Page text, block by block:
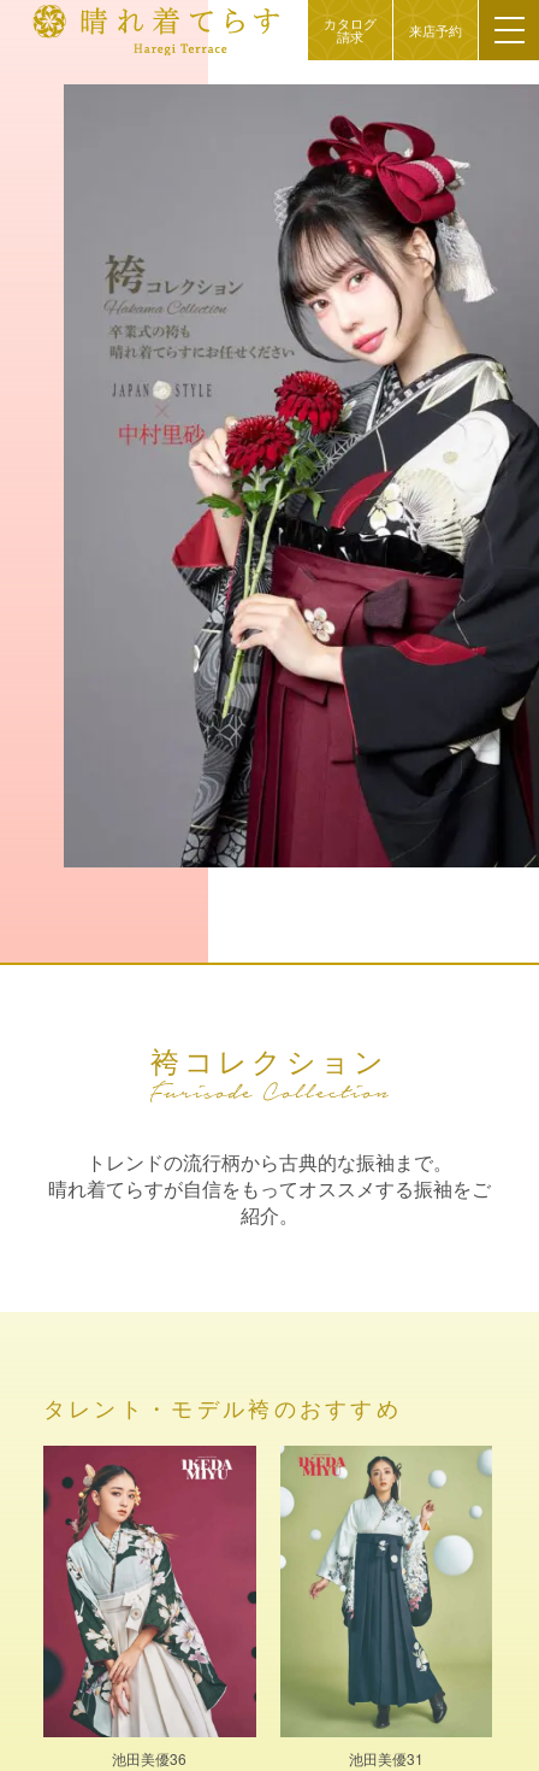
カタログ
請求 来店予約
袴コレクション
トレンドの流行柄から古典的な振袖まで。
晴れ着てらすが自信をもってオススメする振袖をご
紹介。
タレント・モデル袴のおすすめ
池田美優36 池田美優31